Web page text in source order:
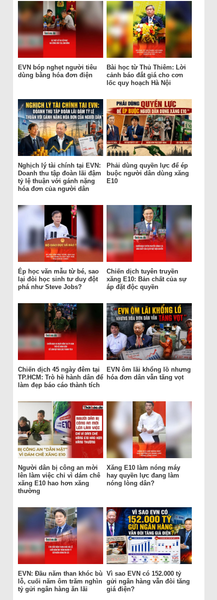
EVN bóp nghẹt người tiêu
dùng bằng hóa đơn điện
Bài học từ Thủ Thiêm: Lời
cảnh báo đắt giá cho cơn
lốc quy hoạch Hà Nội
Nghịch lý tài chính tại EVN:
Doanh thu tập đoàn lãi đậm
tỷ lệ thuận với gánh nặng
hóa đơn của người dân
Phải dùng quyền lực để ép
buộc người dân dùng xăng
E10
Ép học văn mẫu từ bé, sao
lại đòi học sinh tư duy đột
phá như Steve Jobs?
Chiến dịch tuyên truyền
xăng E10: Bản chất của sự
áp đặt độc quyền
Chiến dịch 45 ngày đêm tại
TP.HCM: Trò hề hành dân để
làm đẹp báo cáo thành tích
EVN ôm lãi khổng lồ nhưng
hóa đơn dân vẫn tăng vọt
Người dân bị công an mời
lên làm việc chỉ vì dám chê
xăng E10 hao hơn xăng
thường
Xăng E10 làm nóng máy
hay quyền lực đang làm
nóng lòng dân?
EVN: Đầu năm than khóc bù
lỗ, cuối năm ôm trăm nghìn
tỷ gửi ngân hàng ăn lãi
Vì sao EVN có 152.000 tỷ
gửi ngân hàng vẫn đòi tăng
giá điện?